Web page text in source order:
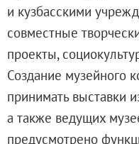
Домик
Летний
Летний
и кузбасскими
совместные
проекты,
Создание музейного
принимать выставки
а также ведущих
предусмотрено